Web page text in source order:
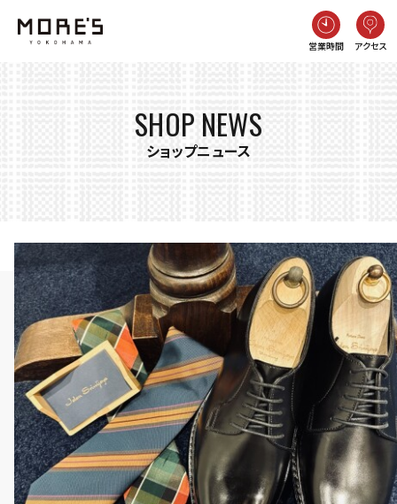
営業時間 アクセス
SHOP NEWS
ショップニュース